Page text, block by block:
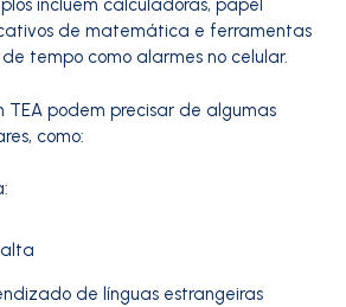
incluem calculadoras, papel
de matemática e ferramentas
tempo como alarmes no celular.
TEA podem precisar de algumas
como:
de línguas estrangeiras